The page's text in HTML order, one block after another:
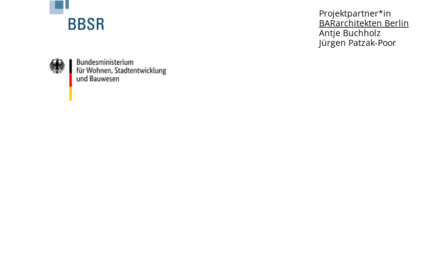
Projektpartner*in
BARarchitekten Berlin
Antje Buchholz
Jürgen Patzak-Poor